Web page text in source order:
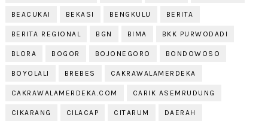
BEACUKAI BEKASI BENGKULU BERITA
BERITA REGIONAL BGN BIMA BKK PURWODADI
BLORA BOGOR BOJONEGORO BONDOWOSO
BOYOLALI BREBES CAKRAWALAMERDEKA
CAKRAWALAMERDEKA.COM CARIK ASEMRUDUNG
CIKARANG CILACAP CITARUM DAERAH